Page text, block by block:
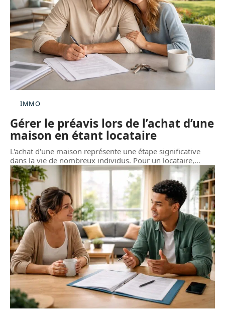
IMMO
Gérer le préavis lors de l’achat d’une
maison en étant locataire
L'achat d'une maison représente une étape significative
dans la vie de nombreux individus. Pour un locataire,…